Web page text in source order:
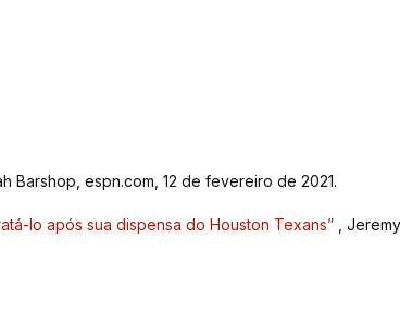
Barshop, espn.com, 12 de fevereiro de 2021.
lo após sua dispensa do Houston Texans”, Jeremy